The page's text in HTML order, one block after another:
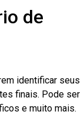
de
identificar seus
finais. Pode ser
e muito mais.